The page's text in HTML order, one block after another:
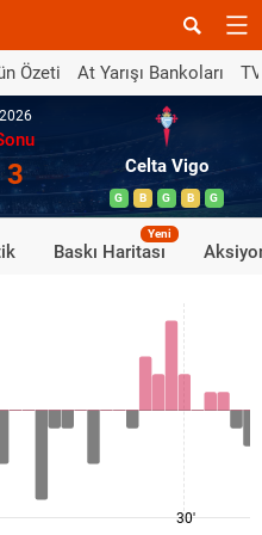
Özeti At Yarışı Bankoları
3 Celta Vigo
G B G B G
Baskı Haritası
Yeni
30'